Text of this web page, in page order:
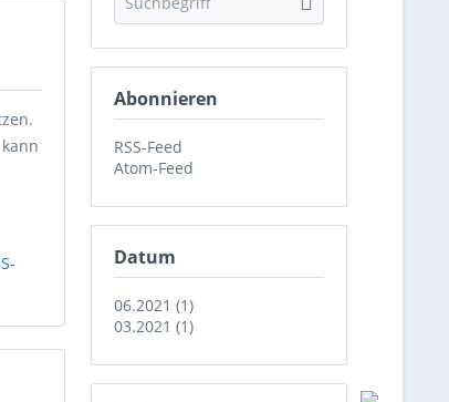
Abonnieren
RSS-Feed
Atom-Feed
Datum
06.2021 (1)
03.2021 (1)